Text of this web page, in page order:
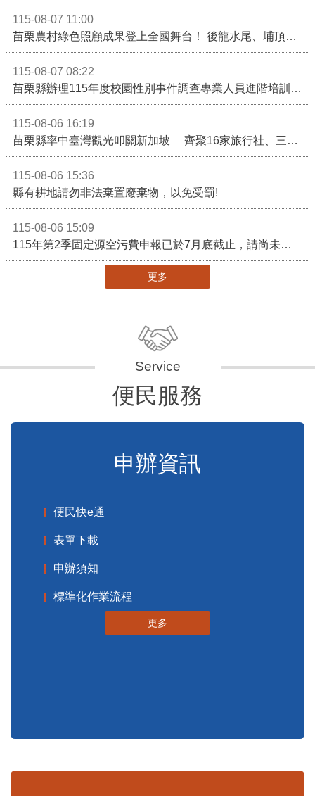
115-08-07 11:00
苗栗農村綠色照顧成果登上全國舞台！ 後龍水尾、埔頂社區前進2026高齡健康產業博覽會
115-08-07 08:22
苗栗縣辦理115年度校園性別事件調查專業人員進階培訓 深化調查實務能力 持續打造安全友善校園
115-08-06 16:19
苗栗縣率中臺灣觀光叩關新加坡 齊聚16家旅行社、三大航空 NATAS旅展開賣主題遊程
115-08-06 15:36
縣有耕地請勿非法棄置廢棄物，以免受罰!
115-08-06 15:09
115年第2季固定源空污費申報已於7月底截止，請尚未申報公私場所儘速完成申繳，以免面臨滯納金及罰鍰!
更多
便民服務
申辦資訊